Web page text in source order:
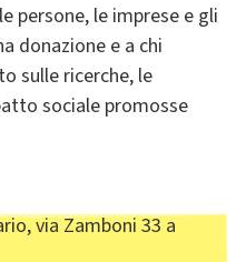
persone, le imprese e gli
donazione e a chi
sulle ricerche, le
sociale promosse
via Zamboni 33 a